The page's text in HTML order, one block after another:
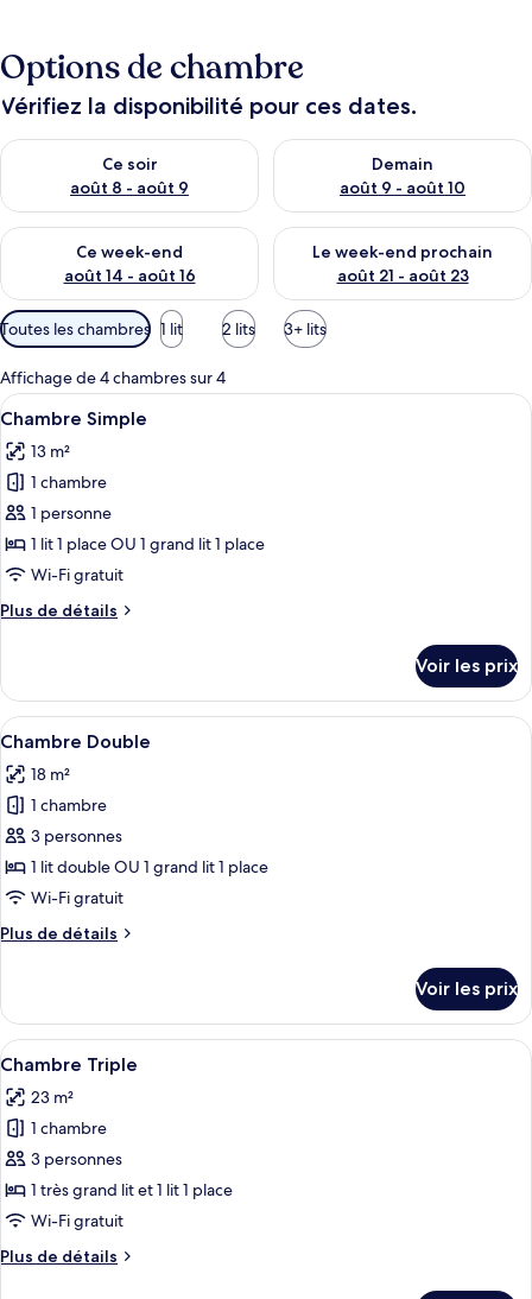
Options de chambre
Vérifiez la disponibilité pour ces dates.
Ce soir
août 8 - août 9
Vérifier la disponibilité pour ce soir août 8 - août 9
Demain
août 9 - août 10
Vérifier la disponibilité pour
Ce week-end
août 14 - août 16
Vérifier la disponibilité pour ce week-end août 14 - août 16
Le week-end prochain
août 21 - août 23
Vérifier la disponibilité pour
Filtres
disponibles
pour
les
chambres
Toutes les chambres 1 lit 2 lits 3+ lits
Affichage de 4 chambres sur 4
Afficher
toutes
les
photos
pour
ce
type
chambre :
Une chambre d’hôtel avec une tête
4
Chambre Simple
13 m²
1 chambre
1 personne
1 lit 1 place OU 1 grand lit 1 place
Wi-Fi gratuit
Plus de détails
Plus
le
type
de
Chambre
Simple
Voir les prix
Afficher
toutes
les
photos
pour
ce
type
chambre :
Une chambre à coucher
4
Chambre Double
18 m²
1 chambre
3 personnes
1 lit double OU 1 grand lit 1 place
Wi-Fi gratuit
Plus de détails
Plus
le
type
de
Chambre
Double
Voir les prix
Afficher
toutes
les
photos
pour
ce
type
chambre :
Une chambre d’hôtel avec deux lits
4
Chambre Triple
23 m²
1 chambre
3 personnes
1 très grand lit et 1 lit 1 place
Wi-Fi gratuit
Plus de détails
Plus